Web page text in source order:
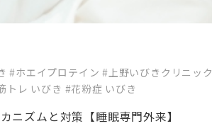
ズムと対策【睡眠専門外来】
#ホエイプロテイン#上野いびきクリニック
トレ いびき #花粉症 いびき